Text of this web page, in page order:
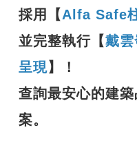
採用【 Alfa Safe
並完整執行【戴
呈現】！
查詢最安心的建
案。